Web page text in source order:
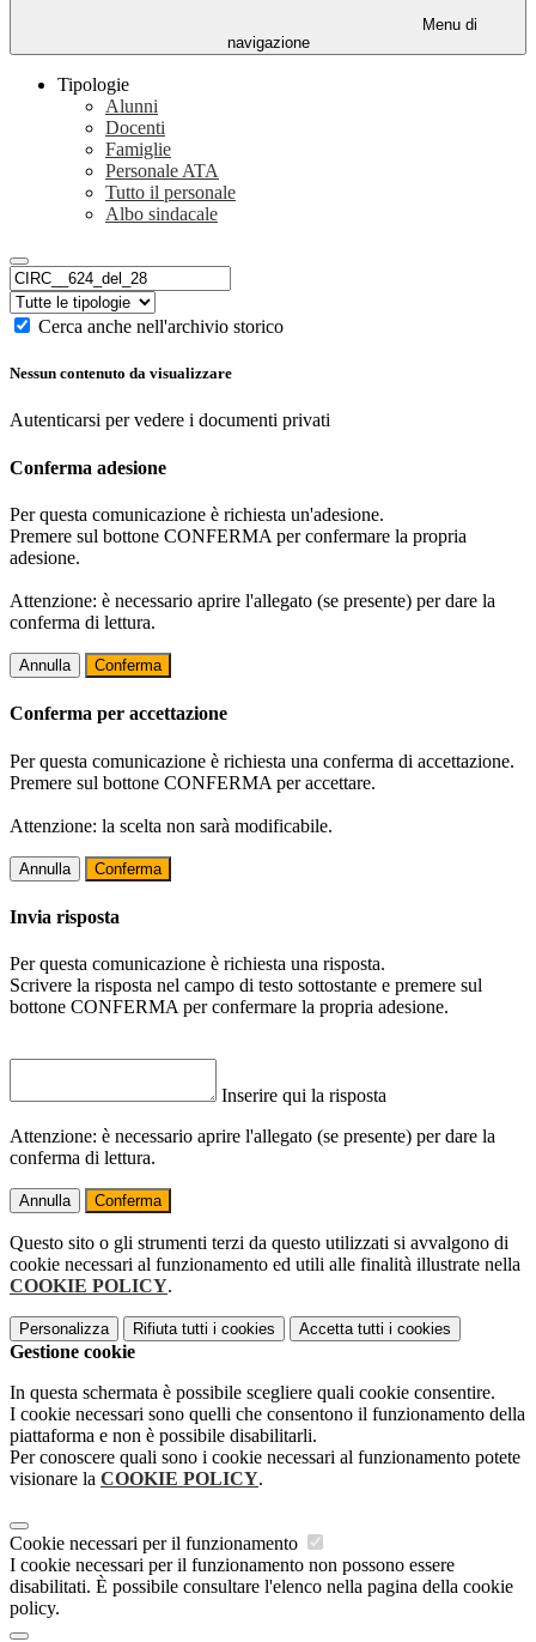
Menu di
navigazione
Tipologie
Alunni
Docenti
Famiglie
Personale ATA
Tutto il personale
Albo sindacale
Cerca anche nell'archivio storico
Nessun contenuto da visualizzare
Autenticarsi per vedere i documenti privati
Conferma adesione
Per questa comunicazione è richiesta un'adesione.
Premere sul bottone CONFERMA per confermare la propria
adesione.
Attenzione: è necessario aprire l'allegato (se presente) per dare la
conferma di lettura.
Annulla Conferma
Conferma per accettazione
Per questa comunicazione è richiesta una conferma di accettazione.
Premere sul bottone CONFERMA per accettare.
Attenzione: la scelta non sarà modificabile.
Annulla Conferma
Invia risposta
Per questa comunicazione è richiesta una risposta.
Scrivere la risposta nel campo di testo sottostante e premere sul
bottone CONFERMA per confermare la propria adesione.
Inserire qui la risposta
Attenzione: è necessario aprire l'allegato (se presente) per dare la
conferma di lettura.
Annulla Conferma
Questo sito o gli strumenti terzi da questo utilizzati si avvalgono di
cookie necessari al funzionamento ed utili alle finalità illustrate nella
COOKIE POLICY.
Personalizza Rifiuta tutti i cookies Accetta tutti i cookies
Gestione cookie
In questa schermata è possibile scegliere quali cookie consentire.
I cookie necessari sono quelli che consentono il funzionamento della
piattaforma e non è possibile disabilitarli.
Per conoscere quali sono i cookie necessari al funzionamento potete
visionare la COOKIE POLICY.
Cookie necessari per il funzionamento
I cookie necessari per il funzionamento non possono essere
disabilitati. È possibile consultare l'elenco nella pagina della cookie
policy.